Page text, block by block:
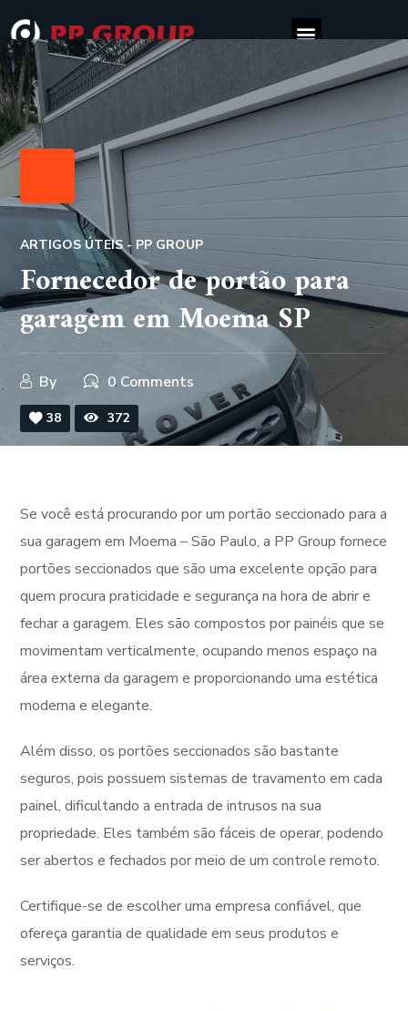
ARTIGOS ÚTEIS - PP GROUP
Fornecedor de portão para
garagem em Moema SP
By 0 Comments
38 372
Se você está procurando por um portão seccionado para a
sua garagem em Moema – São Paulo, a PP Group fornece
portões seccionados que são uma excelente opção para
quem procura praticidade e segurança na hora de abrir e
fechar a garagem. Eles são compostos por painéis que se
movimentam verticalmente, ocupando menos espaço na
área externa da garagem e proporcionando uma estética
moderna e elegante.
Além disso, os portões seccionados são bastante
seguros, pois possuem sistemas de travamento em cada
painel, dificultando a entrada de intrusos na sua
propriedade. Eles também são fáceis de operar, podendo
ser abertos e fechados por meio de um controle remoto.
Certifique-se de escolher uma empresa confiável, que
ofereça garantia de qualidade em seus produtos e
serviços.